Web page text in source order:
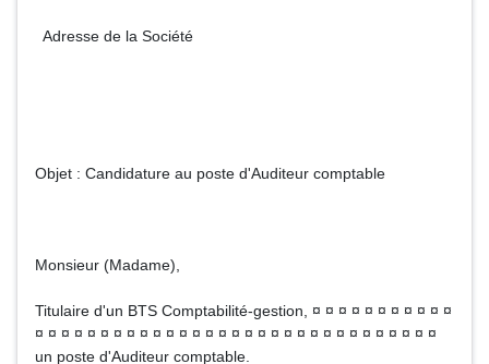
Adresse de la Société
Objet : Candidature au poste d'Auditeur comptable
Monsieur (Madame),
Titulaire d'un BTS Comptabilité-gestion, ¤ ¤ ¤ ¤ ¤ ¤ ¤ ¤ ¤ ¤ ¤
¤ ¤ ¤ ¤ ¤ ¤ ¤ ¤ ¤ ¤ ¤ ¤ ¤ ¤ ¤ ¤ ¤ ¤ ¤ ¤ ¤ ¤ ¤ ¤ ¤ ¤ ¤ ¤ ¤ ¤ ¤
un poste d'Auditeur comptable.